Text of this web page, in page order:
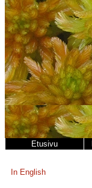
Etusivu
In English